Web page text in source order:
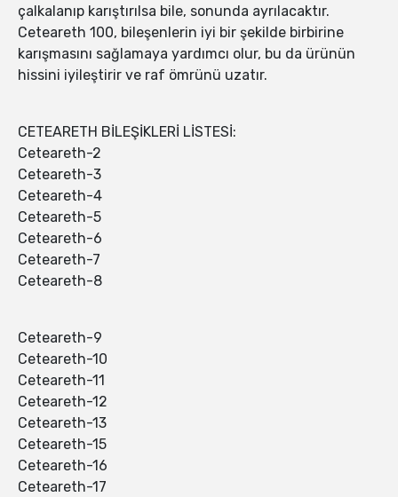
çalkalanıp karıştırılsa bile, sonunda ayrılacaktır.
Ceteareth 100, bileşenlerin iyi bir şekilde birbirine
karışmasını sağlamaya yardımcı olur, bu da ürünün
hissini iyileştirir ve raf ömrünü uzatır.
CETEARETH BİLEŞİKLERİ LİSTESİ:
Ceteareth-2
Ceteareth-3
Ceteareth-4
Ceteareth-5
Ceteareth-6
Ceteareth-7
Ceteareth-8
Ceteareth-9
Ceteareth-10
Ceteareth-11
Ceteareth-12
Ceteareth-13
Ceteareth-15
Ceteareth-16
Ceteareth-17